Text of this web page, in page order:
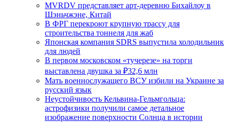
MVRDV представляет арт-деревню Бихайлоу в
Шэньчжэне, Китай
В ФРГ перекроют крупную трассу для
строительства тоннеля для жаб
Японская компания SDRS выпустила холодильник
для людей
В первом московском «тучерезе» на торги
выставлена двушка за ₽32,6 млн
Мать военнослужащего ВСУ избили на Украине за
русский язык
Неустойчивость Кельвина-Гельмгольца:
астрофизики получили самое детальное
изображение поверхности Солнца в истории